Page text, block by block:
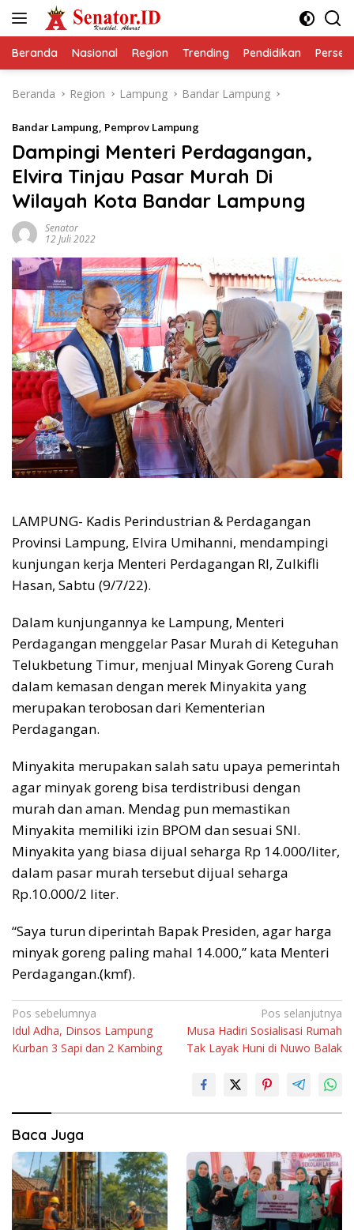
Beranda Nasional Region Trending Pendidikan
Beranda Region Lampung Bandar Lampung
Bandar Lampung, Pemprov Lampung
Dampingi Menteri Perdagangan,
Elvira Tinjau Pasar Murah Di
Wilayah Kota Bandar Lampung
Senator
12 Juli 2022
LAMPUNG- Kadis Perindustrian & Perdagangan
Provinsi Lampung, Elvira Umihanni, mendampingi
kunjungan kerja Menteri Perdagangan RI, Zulkifli
Hasan, Sabtu (9/7/22).
Dalam kunjungannya ke Lampung, Menteri
Perdagangan menggelar Pasar Murah di Keteguhan
Telukbetung Timur, menjual Minyak Goreng Curah
dalam kemasan dengan merek Minyakita yang
merupakan terobosan dari Kementerian
Perdagangan.
Minyakita merupakan salah satu upaya pemerintah
agar minyak goreng bisa terdistribusi dengan
murah dan aman. Mendag pun memastikan
Minyakita memiliki izin BPOM dan sesuai SNI.
Minyakita yang biasa dijual seharga Rp 14.000/liter,
dalam pasar murah tersebut dijual seharga
Rp.10.000/2 liter.
“Saya turun diperintah Bapak Presiden, agar harga
minyak goreng paling mahal 14.000,” kata Menteri
Perdagangan.(kmf).
Navigasi
pos
Pos sebelumnya
Idul Adha, Dinsos Lampung
Kurban 3 Sapi dan 2 Kambing
Pos selanjutnya
Musa Hadiri Sosialisasi Rumah
Tak Layak Huni di Nuwo Balak
Baca Juga